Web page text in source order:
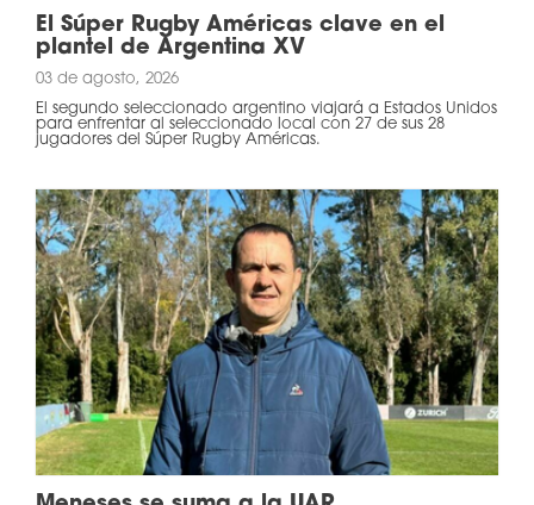
El Súper Rugby Américas clave en el
plantel de Argentina XV
03 de agosto, 2026
El segundo seleccionado argentino viajará a Estados Unidos
para enfrentar al seleccionado local con 27 de sus 28
jugadores del Súper Rugby Américas.